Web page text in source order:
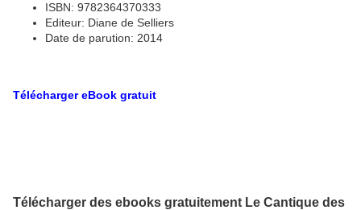
ISBN: 9782364370333
Editeur: Diane de Selliers
Date de parution: 2014
Télécharger eBook gratuit
Télécharger des ebooks gratuitement Le Cantique des